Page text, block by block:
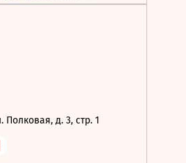
Полковая, д. 3, стр. 1